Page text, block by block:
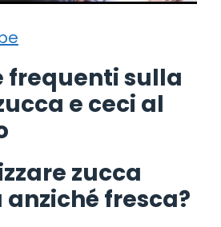
frequenti sulla
e ceci al
zucca
fresca?